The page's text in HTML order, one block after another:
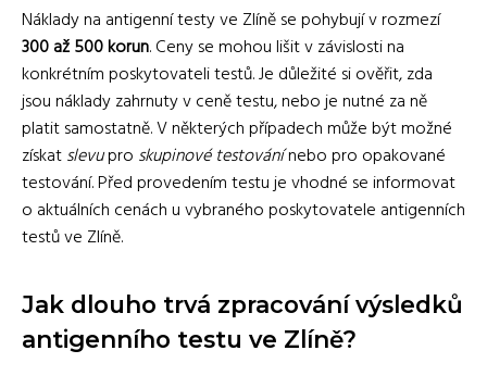
Náklady na antigenní testy ve Zlíně se pohybují v rozmezí
300 až 500 korun. Ceny se mohou lišit v závislosti na
konkrétním poskytovateli testů. Je důležité si ověřit, zda
jsou náklady zahrnuty v ceně testu, nebo je nutné za ně
platit samostatně. V některých případech může být možné
získatslevupro skupinové testovánínebo pro opakované
testování. Před provedením testu je vhodné se informovat
o aktuálních cenách u vybraného poskytovatele antigenních
testů ve Zlíně.
Jak dlouho trvá zpracování výsledků
antigenního testu ve Zlíně?